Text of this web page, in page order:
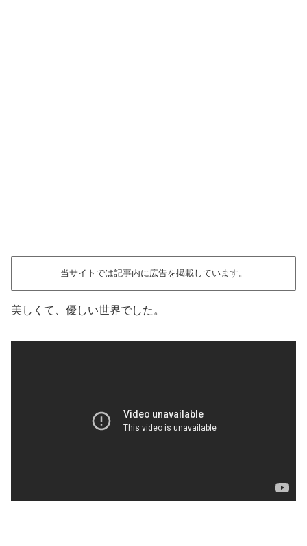
当サイトでは記事内に広告を掲載しています。
美しくて、優しい世界でした。